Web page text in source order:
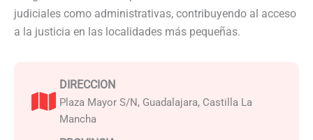
judiciales como administrativas, contribuyendo al acceso
a la justicia en las localidades más pequeñas.
DIRECCION
Plaza Mayor S/N, Guadalajara, Castilla La
Mancha